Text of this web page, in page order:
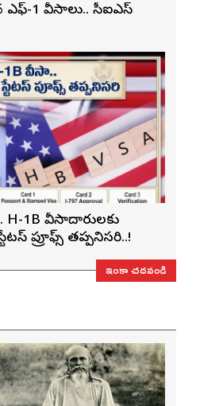
ఎఫ్-1 వీసాలు.. సీఐఎస్
H-1B వీసాదారులకు
ప్రూఫ్స్ తప్పనిసరి..!
ఇంకా చదవండి